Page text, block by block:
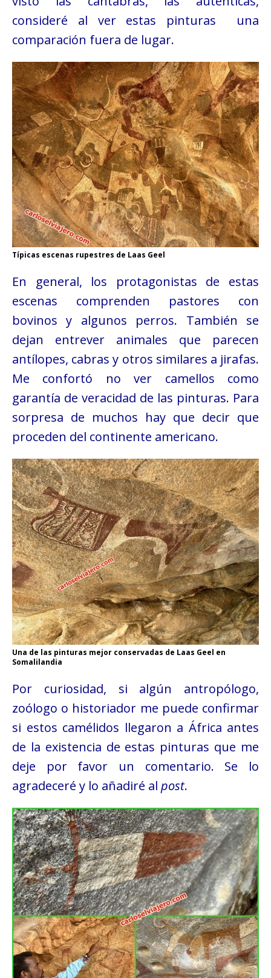
consideré al ver estas pinturas una
comparación fuera de lugar.
Típicas escenas rupestres de Laas Geel
En general, los protagonistas de estas
escenas comprenden pastores con
bovinos y algunos perros. También se
dejan entrever animales que parecen
antílopes, cabras y otros similares a jirafas.
Me confortó no ver camellos como
garantía de veracidad de las pinturas. Para
sorpresa de muchos hay que decir que
proceden del continente americano.
Una de las pinturas mejor conservadas de Laas Geel en
Somalilandia
Por curiosidad, si algún antropólogo,
zoólogo o historiador me puede confirmar
si estos camélidos llegaron a África antes
de la existencia de estas pinturas que me
deje por favor un comentario. Se lo
agradeceré y lo añadiré al post.